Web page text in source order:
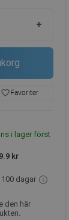
+
favorite_borderFavoriter
i lager först
kr
dagar
den här